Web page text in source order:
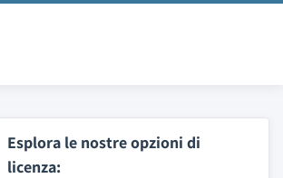
Esplora le nostre opzioni di
licenza: